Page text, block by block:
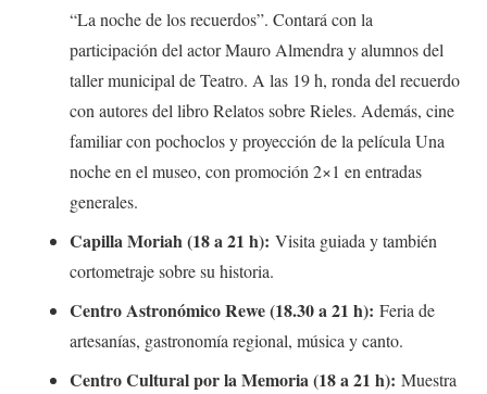
“La noche de los recuerdos”. Contará con la
participación del actor Mauro Almendra y alumnos del
taller municipal de Teatro. A las 19 h, ronda del recuerdo
con autores del libro Relatos sobre Rieles. Además, cine
familiar con pochoclos y proyección de la película Una
noche en el museo, con promoción 2×1 en entradas
generales.
Capilla Moriah (18 a 21 h): Visita guiada y también
cortometraje sobre su historia.
Centro Astronómico Rewe (18.30 a 21 h): Feria de
artesanías, gastronomía regional, música y canto.
Centro Cultural por la Memoria (18 a 21 h): Muestra